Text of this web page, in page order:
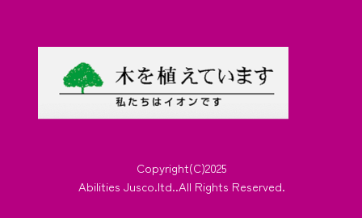
Copyright(C)2025
Abilities Jusco.ltd..All Rights Reserved.